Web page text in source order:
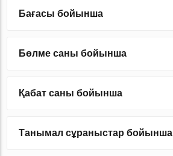
Бағасы бойынша
Бөлме саны бойынша
Қабат саны бойынша
Танымал сұраныстар бойынша